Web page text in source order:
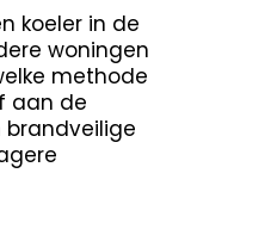
koeler in de
woningen
methode
aan de
brandveilige